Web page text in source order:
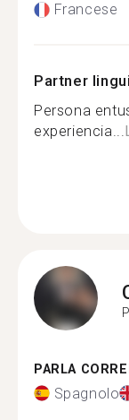
Francese
Partner
Persona
experiencia...
PARLA
Spagnolo